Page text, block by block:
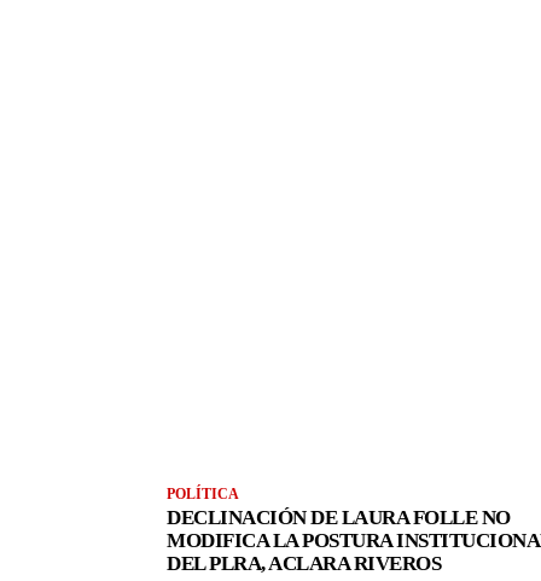
POLÍTICA
DECLINACIÓN DE LAURA FOLLE NO
MODIFICA LA POSTURA
DEL PLRA, ACLARA RIVEROS